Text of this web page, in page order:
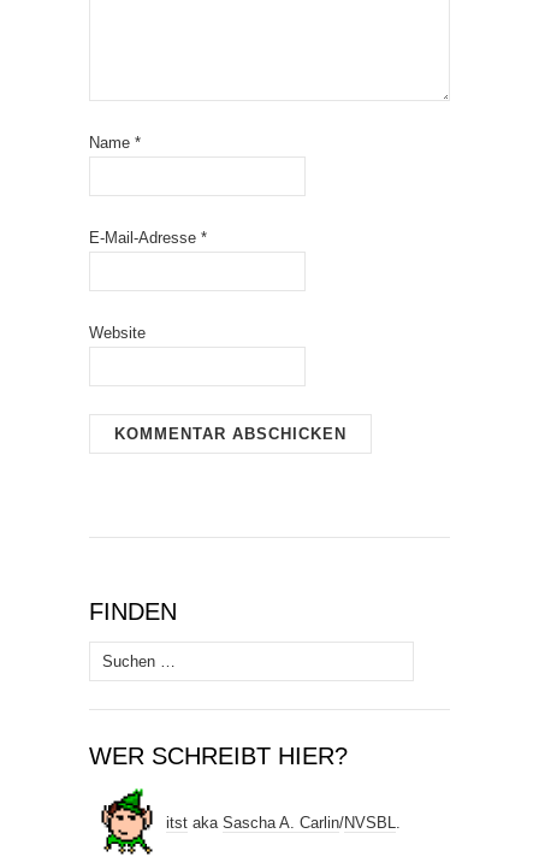
Name *
E-Mail-Adresse *
Website
FINDEN
Suchen
nach:
WER SCHREIBT HIER?
itst aka Sascha A. Carlin/NVSBL.